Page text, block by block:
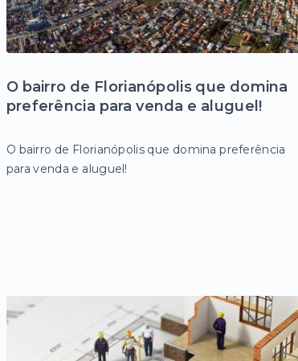
O bairro de Florianópolis que domina
preferência para venda e aluguel!
O bairro de Florianópolis que domina preferência
para venda e aluguel!